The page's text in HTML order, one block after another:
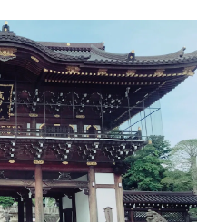
简体中文
繁體中文
ภาษาไทย
한국어
日本語